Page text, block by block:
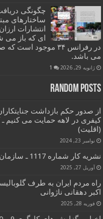
چگونگی
ساختارهای
انتشارات
می باشد.
ژانویه 29, 2026 1
Random Posts
از صدور حکم بازداشت
کیفری در لاهه حمایت می کنیم
(اقلیت)
نوامبر 23, 2024
نشریه کار شماره 1117 ـ سازمان فدائیان (اقلیت)
آوریل 27, 2025
راه مردم ایران به طرف
اکبر دهقانی ناژوانی
فوریه 28, 2025